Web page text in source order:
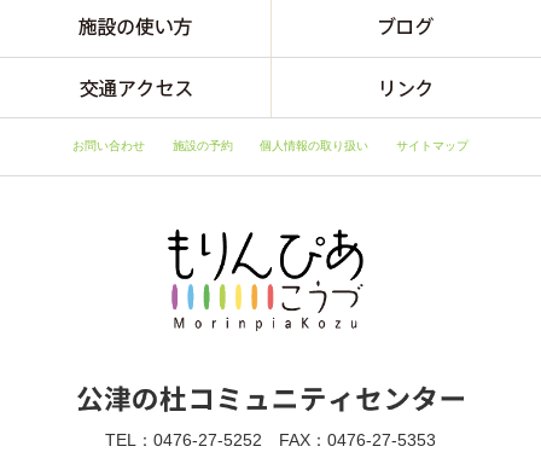
お問い合わせ 施設の予約 個人情報の取り扱い サイトマップ
TEL：0476-27-5252 FAX：0476-27-5353